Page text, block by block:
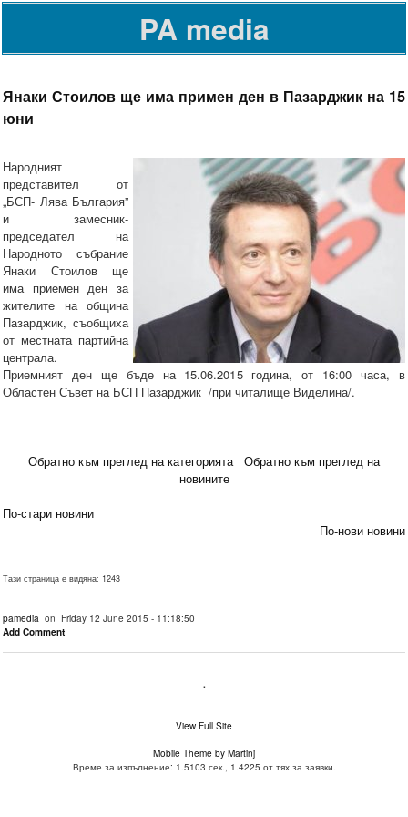
PA media
Янаки Стоилов ще има примен ден в Пазарджик на 15
юни
Народният
представител от
„БСП- Лява България”
и замесник-
председател на
Народното събрание
Янаки Стоилов ще
има приемен ден за
жителите на община
Пазарджик, съобщиха
от местната партийна
централа.
Приемният ден ще бъде на 15.06.2015 година, от 16:00 часа, в
Областен Съвет на БСП Пазарджик /при читалище Виделина/.
Обратно към преглед на категорията
Обратно към преглед на
новините
По-стари новини
По-нови новини
Тази страница е видяна: 1243
pamedia on Friday 12 June 2015 - 11:18:50
Add Comment
.
View Full Site
Mobile Theme by Martinj
Време за изпълнение: 1.5103 сек., 1.4225 от тях за заявки.